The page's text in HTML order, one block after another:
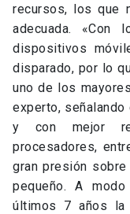
recursos, los que
adecuada. «Con
dispositivos
disparado, por lo
uno de los
experto, señalando
y con mejor
procesadores,
gran presión
pequeño. A
últimos 7 años la